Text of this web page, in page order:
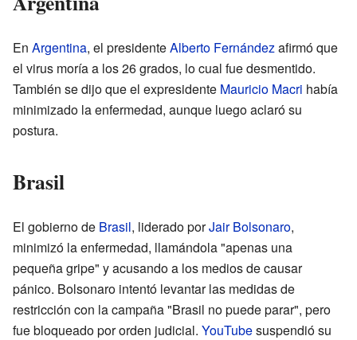
En Argentina, el presidenteAlberto Fernández afirmó que
el virus moría a los 26 grados, lo cual fue desmentido.
También se dijo que el expresidente Mauricio Macri había
minimizado la enfermedad, aunque luego aclaró su
postura.
Brasil
El gobierno de Brasil, liderado porJair Bolsonaro,
minimizó la enfermedad, llamándola "apenas una
pequeña gripe" y acusando a los medios de causar
pánico. Bolsonaro intentó levantar las medidas de
restricción con la campaña "Brasil no puede parar", pero
fue bloqueado por orden judicial. YouTubesuspendió su